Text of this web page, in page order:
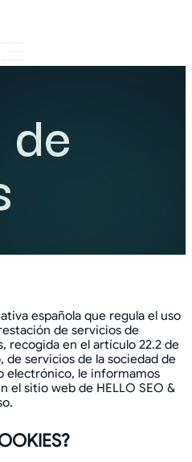
española que regula el uso
de servicios de
recogida en el artículo 22.2 de
de servicios de la sociedad de
electrónico, le informamos
el sitio web de HELLO SEO &